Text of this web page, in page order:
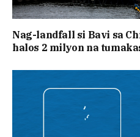
Nag-landfall si Bavi sa
halos 2 milyon na